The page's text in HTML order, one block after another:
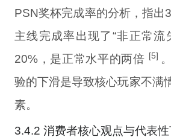
PSN奖杯完成率的分析，指出
主线完成率出现了“非正常流
20%，是正常水平的两倍 [5]
验的下滑是导致核心玩家不满
素。
3.4.2 消费者核心观点与代表